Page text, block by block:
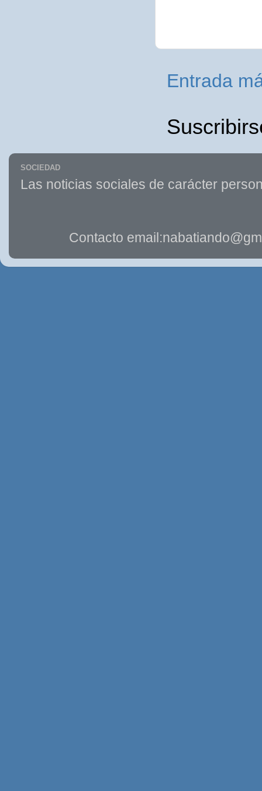
Entrada
SOCIEDAD
Las noticias sociales de carácter
Contacto